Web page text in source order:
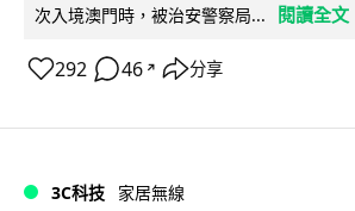
次入境澳門時，被治安警察局...
閱讀全文
292 46 ↗ 分享
3C科技 家居無線